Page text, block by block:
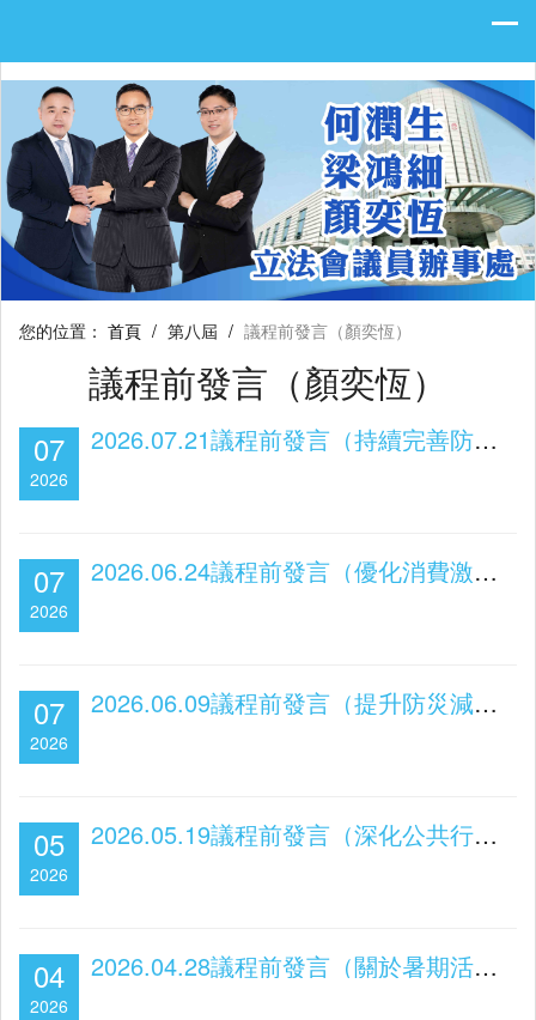
您的位置： 首頁 / 第八屆 / 議程前發言（顏奕恆）
議程前發言（顏奕恆）
07
2026
2026.07.21議程前發言（持續完善防騙機制 全力保障財產安全）
07
2026
2026.06.24議程前發言（優化消費激勵機制 提振社區經濟動能）
07
2026
2026.06.09議程前發言（提升防災減災韌性 加強中小企支援）
05
2026
2026.05.19議程前發言（深化公共行政改革 以精細化治理助力高質量發展）
04
2026
2026.04.28議程前發言（關於暑期活動優化）